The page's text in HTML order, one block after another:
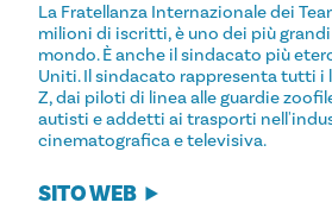
La Fratellanza Internazionale dei
milioni di iscritti, è uno dei più
mondo. È anche il sindacato più
Uniti. Il sindacato rappresenta tutti i
Z, dai piloti di linea alle guardie
autisti e addetti ai trasporti
cinematografica e televisiva.
SITO WEB